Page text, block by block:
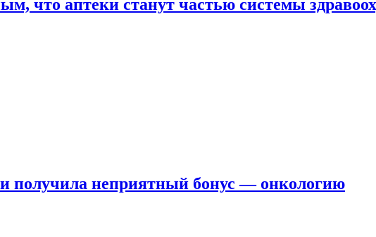
что аптеки станут частью системы
получила неприятный бонус — онкологию